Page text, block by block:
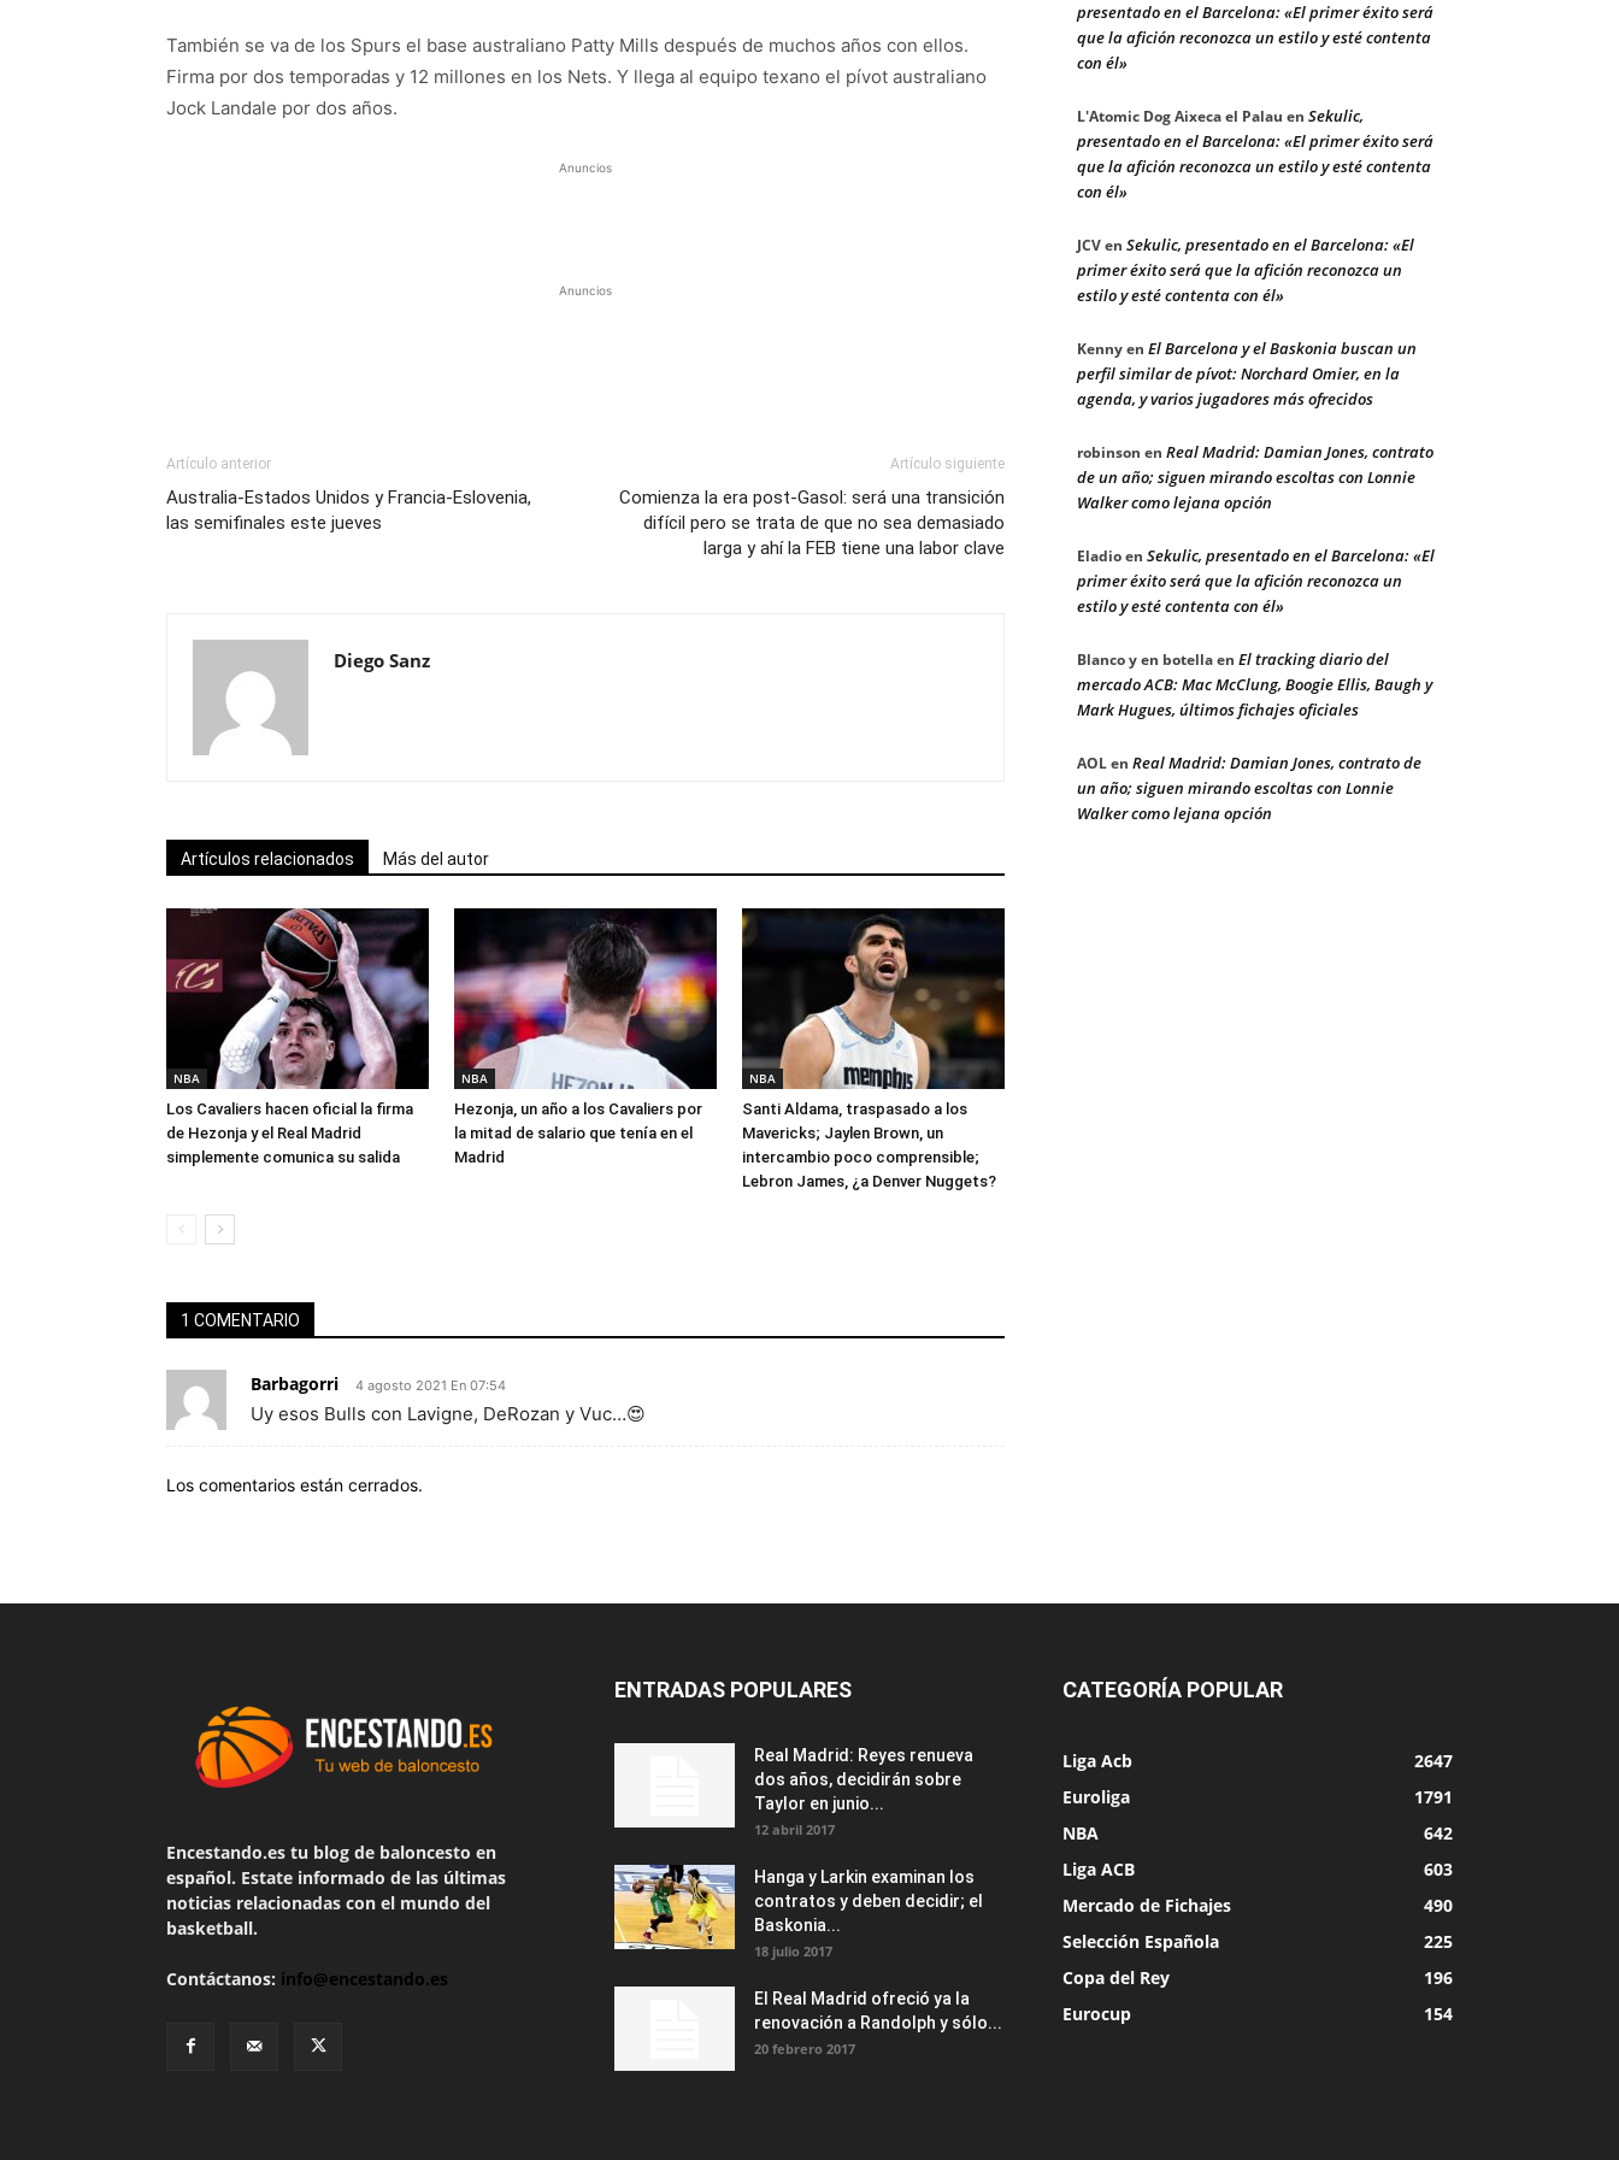
También se va de los Spurs el base australiano Patty Mills después de muchos años con ellos.
Firma por dos temporadas y 12 millones en los Nets. Y llega al equipo texano el pívot australiano
Jock Landale por dos años.
Anuncios
Anuncios
Artículo anterior
Australia-Estados Unidos y Francia-Eslovenia,
las semifinales este jueves
Artículo siguiente
Comienza la era post-Gasol: será una transición
difícil pero se trata de que no sea demasiado
larga y ahí la FEB tiene una labor clave
Diego Sanz
Artículos relacionados Más del autor
NBA
Los Cavaliers hacen oficial la firma
de Hezonja y el Real Madrid
simplemente comunica su salida
NBA
Hezonja, un año a los Cavaliers por
la mitad de salario que tenía en el
Madrid
NBA
Santi Aldama, traspasado a los
Mavericks; Jaylen Brown, un
intercambio poco comprensible;
Lebron James, ¿a Denver Nuggets?
1 COMENTARIO
Barbagorri 4 agosto 2021 En 07:54
Uy esos Bulls con Lavigne, DeRozan y Vuc…😍
Los comentarios están cerrados.
presentado en el Barcelona: «El primer éxito será
que la afición reconozca un estilo y esté contenta
con él»
L'Atomic Dog Aixeca el Palau en Sekulic,
presentado en el Barcelona: «El primer éxito será
que la afición reconozca un estilo y esté contenta
con él»
JCVen Sekulic, presentado en el Barcelona: «El
primer éxito será que la afición reconozca un
estilo y esté contenta con él»
Kennyen El Barcelona y el Baskonia buscan un
perfil similar de pívot: Norchard Omier, en la
agenda, y varios jugadores más ofrecidos
robinson en Real Madrid: Damian Jones, contrato
de un año; siguen mirando escoltas con Lonnie
Walker como lejana opción
Eladioen Sekulic, presentado en el Barcelona: «El
primer éxito será que la afición reconozca un
estilo y esté contenta con él»
Blanco y en botellaen El tracking diario del
mercado ACB: Mac McClung, Boogie Ellis, Baugh y
Mark Hugues, últimos fichajes oficiales
AOLen Real Madrid: Damian Jones, contrato de
un año; siguen mirando escoltas con Lonnie
Walker como lejana opción
Encestando.es tu blog de baloncesto en
español. Estate informado de las últimas
noticias relacionadas con el mundo del
basketball.
Contáctanos: info@encestando.es
ENTRADAS POPULARES
Real Madrid: Reyes renueva
dos años, decidirán sobre
Taylor en junio...
12 abril 2017
Hanga y Larkin examinan los
contratos y deben decidir; el
Baskonia...
18 julio 2017
El Real Madrid ofreció ya la
renovación a Randolph y sólo...
20 febrero 2017
CATEGORÍA POPULAR
Liga Acb
2647
Euroliga
1791
NBA
642
Liga ACB
603
Mercado de Fichajes
490
Selección Española
225
Copa del Rey
196
Eurocup
154